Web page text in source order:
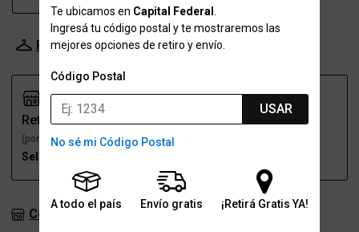
Te ubicamos en Capital Federal
Ingresá tu código postal y te mostraremos las
mejores opciones de retiro y envío.
Código Postal
USAR
No sé mi Código Postal
A todo el país Envío gratis ¡Retirá Gratis YA!
Probador Virtual Tabla de talles
Retiro
(por una sucursal)
Seleccioná talle
Consultar stock en sucursales